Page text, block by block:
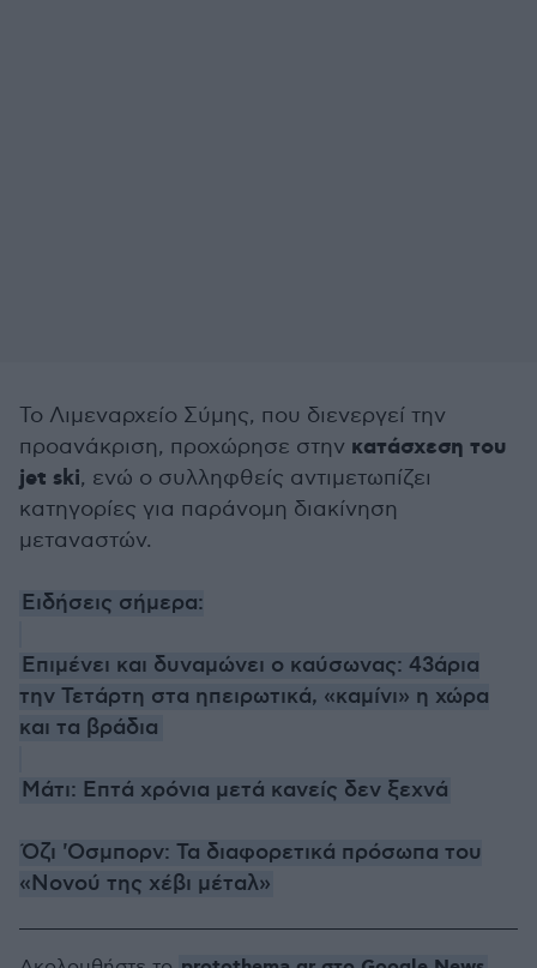
Το Λιμεναρχείο Σύμης, που διενεργεί την
προανάκριση, προχώρησε στην κατάσχεση του
jet ski, ενώ ο συλληφθείς αντιμετωπίζει
κατηγορίες για παράνομη διακίνηση
μεταναστών.
Ειδήσεις σήμερα:
Επιμένει και δυναμώνει ο καύσωνας: 43άρια
την Τετάρτη στα ηπειρωτικά, «καμίνι» η χώρα
και τα βράδια
Μάτι: Επτά χρόνια μετά κανείς δεν ξεχνά
Όζι 'Οσμπορν: Τα διαφορετικά πρόσωπα του
«Νονού της χέβι μέταλ»